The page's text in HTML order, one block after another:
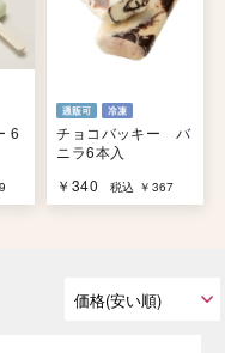
6
チョコバッキー バ
ニラ6本入
￥340
税込 ￥367